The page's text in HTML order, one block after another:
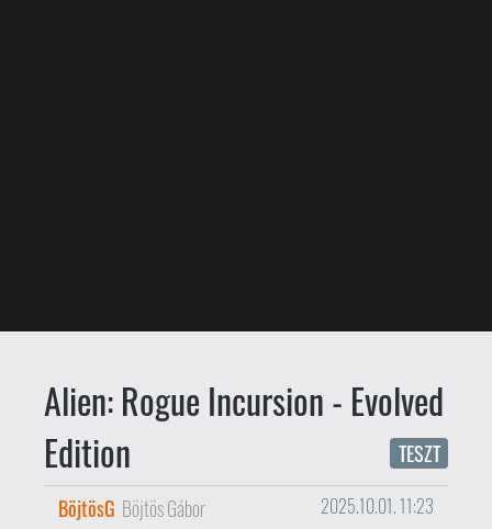
Az űrben senki nem látja a VR-
Incursion Evolved Edition pedig
ebből a virtuális világból
érkezett. De hogy milyen a VR-
játék VR nélkül? Erre a kérdésre
már kaptunk ilyen-olyan